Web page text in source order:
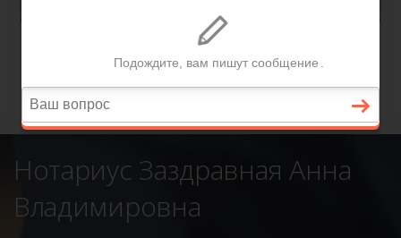
Нотариус Заздравная Анна
Владимировна